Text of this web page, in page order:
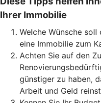
Ihrer Immobilie
Welche Wünsche
eine Immobilie zum
Achten Sie auf den
günstiger zu haben,
Arbeit und Geld